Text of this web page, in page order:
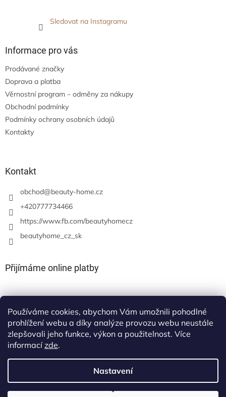
Používáme cookies, abychom Vám umožnili pohodlné
prohlížení webu a díky analýze provozu webu neustále
zlepšovali jeho funkce, výkon a použitelnost. Více
informacízde.
Nastavení
Sledovat na Instagramu
Informace pro vás
Prodávané značky
Doprava a platba
Věrnostní program – odměny za nákupy
Obchodní podmínky
Podmínky ochrany osobních údajů
Kontakty
Kontakt
obchod@beauty-home.cz
+420777734466
https://www.fb.com/beautyhomecz
beautyhome_cz_sk
Přijímáme online platby
Vytvořil Shoptet